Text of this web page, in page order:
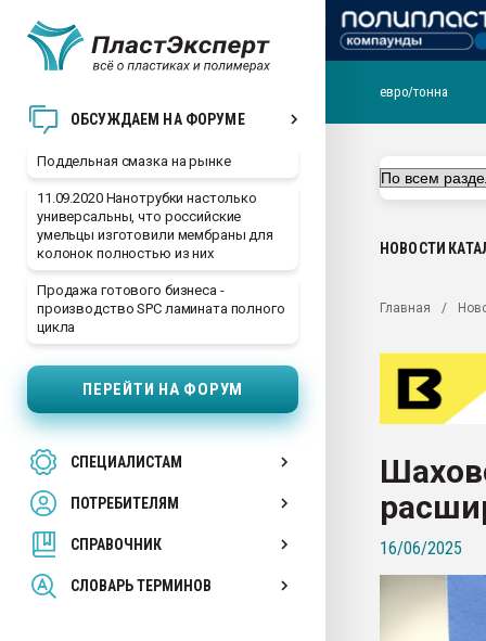
ОБСУЖДАЕМ НА ФОРУМЕ
Поддельная смазка на рынке
11.09.2020 Нанотрубки настолько
универсальны, что российские
умельцы изготовили мембраны для
колонок полностью из них
Продажа готового бизнеса -
производство SPC ламината полного
цикла
ПЕРЕЙТИ НА ФОРУМ
СПЕЦИАЛИСТАМ
ПОТРЕБИТЕЛЯМ
СПРАВОЧНИК
СЛОВАРЬ ТЕРМИНОВ
ближайшее
Подмосковье, Москва
первый план в
28.07.2026
Всё, что касается
Материал поверхности
Продам отходы
поликарбоната и АБС-
Armaloy PC/ABS-1IM
евро/тонна
НОВОСТИ
Главная
16/06/2025